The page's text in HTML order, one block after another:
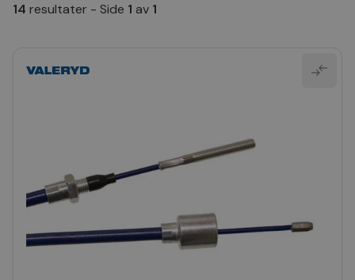
14 resultater - Side 1 av 1